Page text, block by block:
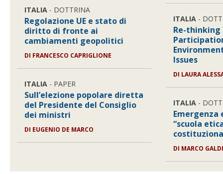
ITALIA - DOTTRINA
Regolazione UE e stato di
diritto di fronte ai
cambiamenti geopolitici
DI FRANCESCO CAPRIGLIONE
ITALIA - PAPER
Sull’elezione popolare diretta
del Presidente del Consiglio
dei ministri
DI EUGENIO DE MARCO
ITALIA -
Re-thinking
Issues
DI LAURA
ITALIA -
Emergenza
“scuola
DI MARCO